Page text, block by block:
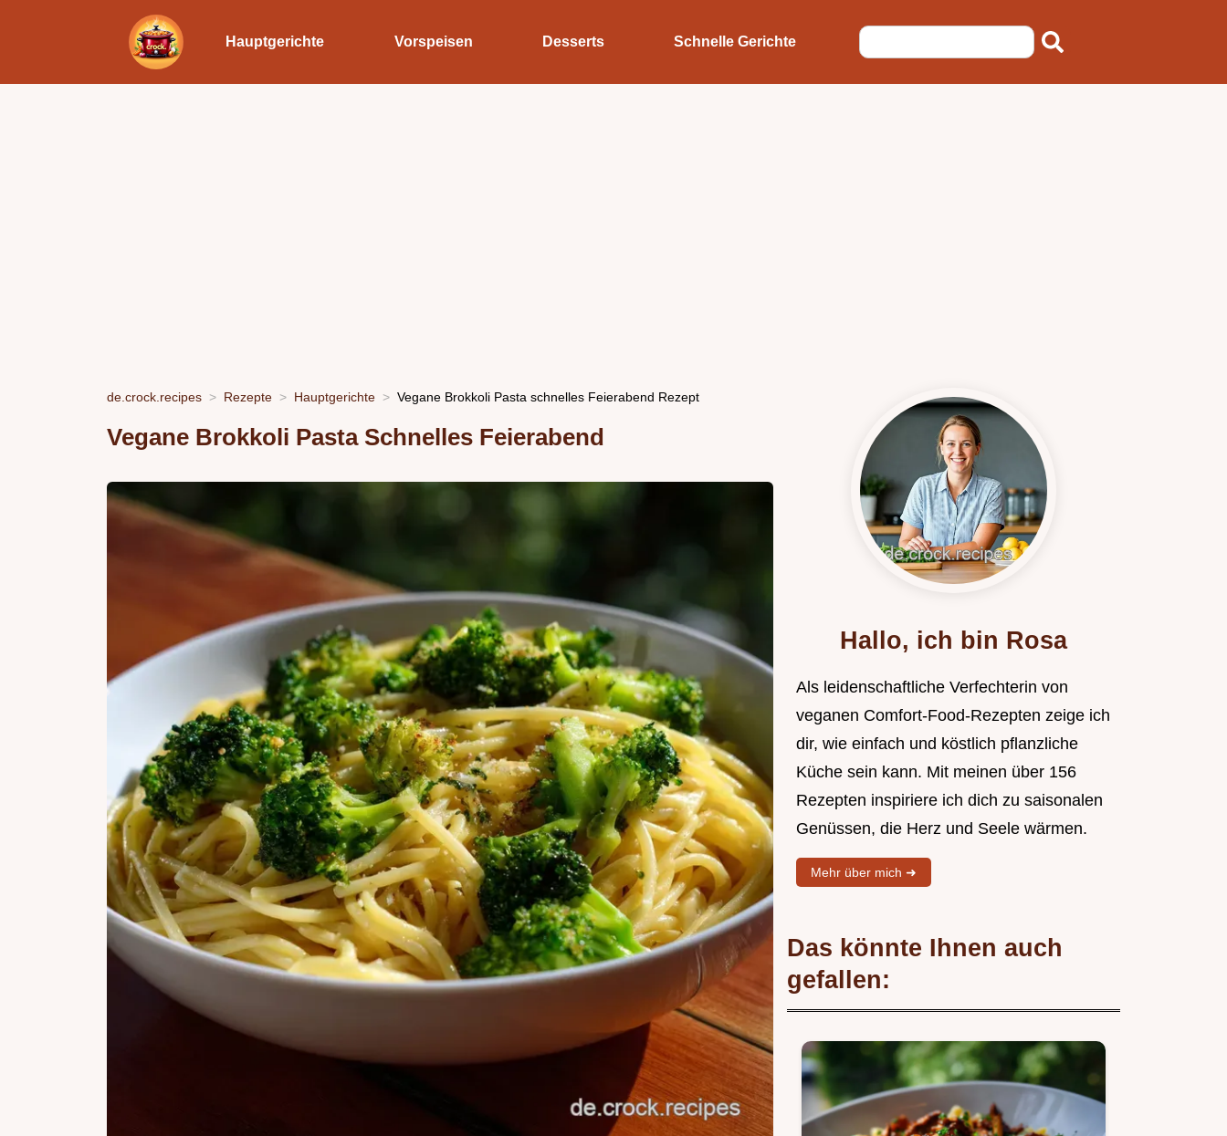
Hauptgerichte Vorspeisen Desserts Schnelle Gerichte
de.crock.recipes Rezepte Hauptgerichte Vegane Brokkoli Pasta schnelles Feierabend Rezept
Vegane Brokkoli Pasta Schnelles Feierabend
Hallo, ich bin Rosa
Als leidenschaftliche Verfechterin von
veganen Comfort-Food-Rezepten zeige ich
dir, wie einfach und köstlich pflanzliche
Küche sein kann. Mit meinen über 156
Rezepten inspiriere ich dich zu saisonalen
Genüssen, die Herz und Seele wärmen.
Mehr über mich ➜
Das könnte Ihnen auch
gefallen: